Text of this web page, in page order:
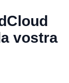
vostra